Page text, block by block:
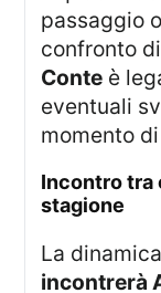
passaggio
confronto
Conte è
eventuali
momento
incontro tra conte e de laurentiis a fine
stagione
La
incontrerà